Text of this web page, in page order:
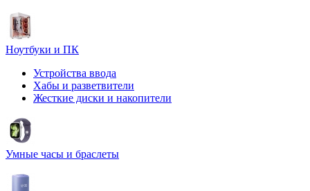
Ноутбуки и ПК
Устройства ввода
Хабы и разветвители
Жесткие диски и накопители
Умные часы и браслеты